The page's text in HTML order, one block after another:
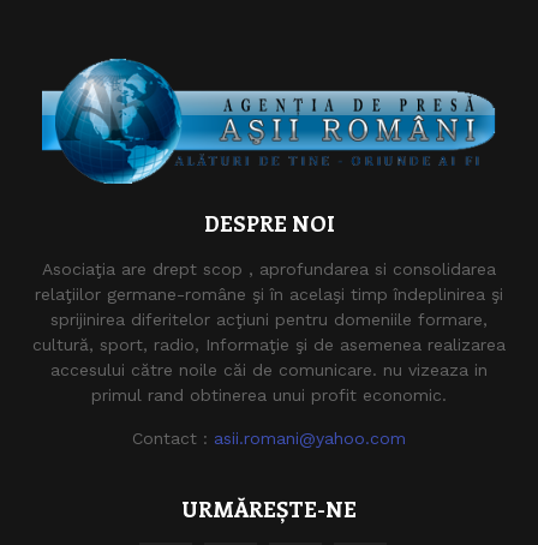
DESPRE NOI
Asociaţia are drept scop , aprofundarea si consolidarea
relaţiilor germane-române şi în acelaşi timp îndeplinirea şi
sprijinirea diferitelor acţiuni pentru domeniile formare,
cultură, sport, radio, Informaţie şi de asemenea realizarea
accesului către noile căi de comunicare. nu vizeaza in
primul rand obtinerea unui profit economic.
Contact : asii.romani@yahoo.com
URMĂREȘTE-NE